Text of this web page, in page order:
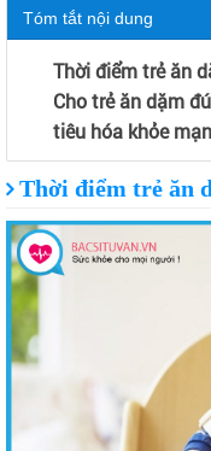
Tóm tắt nội dung
Thời điểm trẻ ăn
Cho trẻ ăn dặm
tiêu hóa khỏe
Thời điểm trẻ ăn